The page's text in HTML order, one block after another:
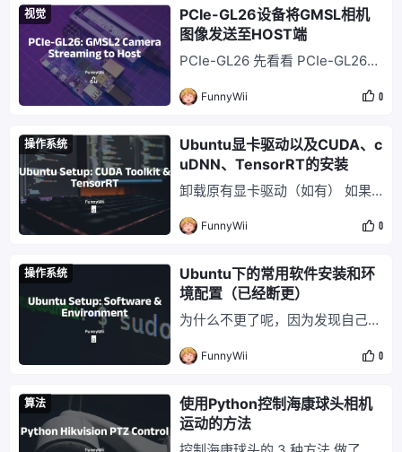
y
视觉
PCIe-GL26设备将GMSL相机
图像发送至HOST端
PCIe-GL26 先看看 PCIe-GL26
个自带 Jetson Xavier 系统，且带
卡。 GMSL2 是 Gigabit Multime
dia Serial Link 2，注意这个和 GI
FunnyWii 0
操作系统
Ubuntu显卡驱动以及CUDA、c
uDNN、TensorRT的安装
卸载原有显卡驱动（如有） 如果
新的显卡驱动可能会报错。建议先
及版本安装情况 ls /usr/src | grep
nvidia # 进入安装目录，用驱动自
dia-* sudo nvid
FunnyWii 0
操作系统
Ubuntu下的常用软件安装和环
境配置（已经断更）
为什么不更了呢，因为发现自己使
变，软件版本和下载链接也一直在
安装记录，而不是长期有效的安装
指南。 软件安装 Clash 代理工具
FunnyWii 0
算法
使用Python控制海康球头相机
运动的方法